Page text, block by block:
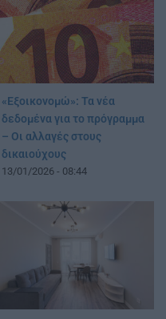
«Εξοικονομώ»: Τα νέα
δεδομένα για το πρόγραμμα
– Οι αλλαγές στους
δικαιούχους
13/01/2026 - 08:44